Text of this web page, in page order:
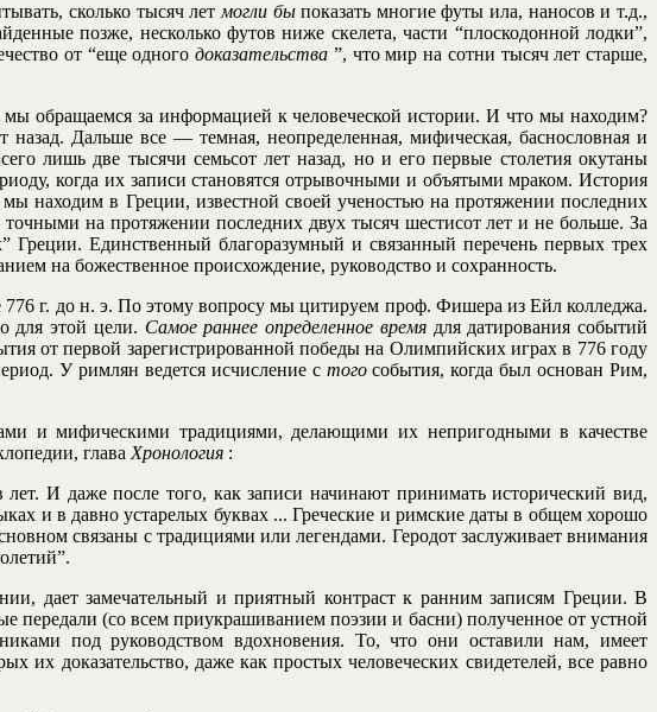
сколько тысяч лет могли быпоказать многие футы ила, наносов и т.д.,
позже, несколько футов ниже скелета, части “плоскодонной лодки”,
от “еще одного доказательства ”, что мир на сотни тысяч лет старше,
обращаемся за информацией к человеческой истории. И что мы находим?
Дальше все — темная, неопределенная, мифическая, баснословная и
лишь две тысячи семьсот лет назад, но и его первые столетия окутаны
когда их записи становятся отрывочными и объятыми мраком. История
находим в Греции, известной своей ученостью на протяжении последних
на протяжении последних двух тысяч шестисот лет и не больше. За
Единственный благоразумный и связанный перечень первых трех
на божественное происхождение, руководство и сохранность.
г. до н. э. По этому вопросу мы цитируем проф. Фишера из Ейл колледжа.
для этой цели. Самое раннее определенное время для датирования событий
от первой зарегистрированной победы на Олимпийских играх в 776 году
У римлян ведется исчисление с тогособытия, когда был основан Рим,
и мифическими традициями, делающими их непригодными в качестве
глава Хронология :
И даже после того, как записи начинают принимать исторический вид,
и в давно устарелых буквах ... Греческие и римские даты в общем хорошо
связаны с традициями или легендами. Геродот заслуживает внимания
дает замечательный и приятный контраст к ранним записям Греции. В
передали (со всем приукрашиванием поэзии и басни) полученное от устной
под руководством вдохновения. То, что они оставили нам, имеет
их доказательство, даже как простых человеческих свидетелей, все равно